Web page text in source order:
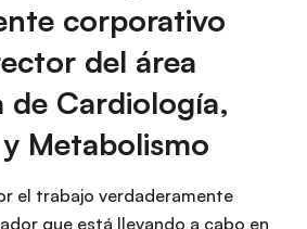
corporativo
del área
de Cardiología,
Metabolismo
el trabajo verdaderamente
que está llevando a cabo en